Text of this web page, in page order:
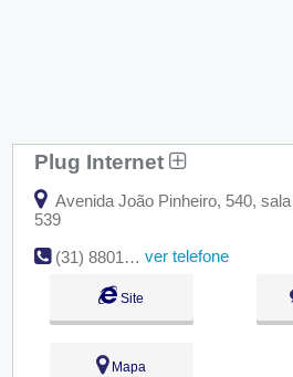
Plug Internet
Avenida João Pinheiro, 540,
539
(31) 8801-4166
ver telefone
Site
Mapa